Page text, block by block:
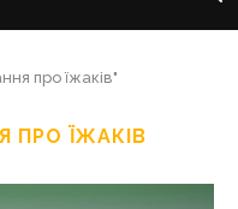
про їжаків"
ПРО ЇЖАКІВ